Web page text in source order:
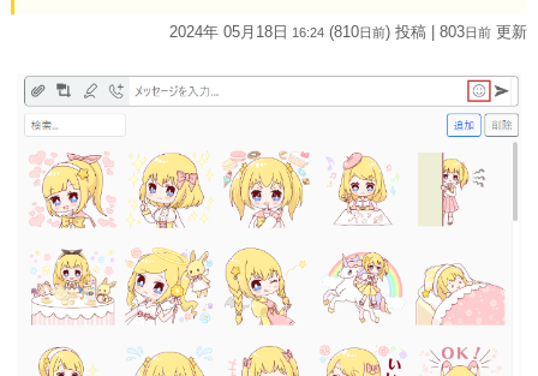
2024年 05月18日 16:24 (810日前) 投稿 | 803日前 更新